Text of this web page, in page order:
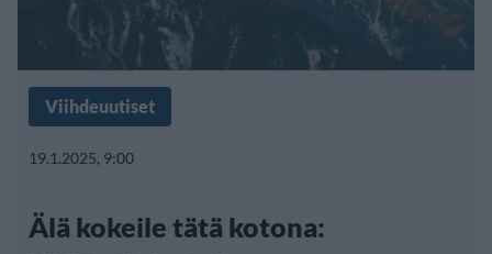
Viihdeuutiset
19.1.2025, 9:00
Älä kokeile tätä kotona: